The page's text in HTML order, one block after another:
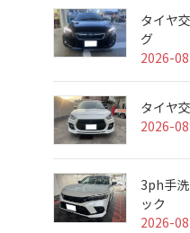
タイヤ
グ
2026-
タイヤ
2026-
3ph手
ック
2026-